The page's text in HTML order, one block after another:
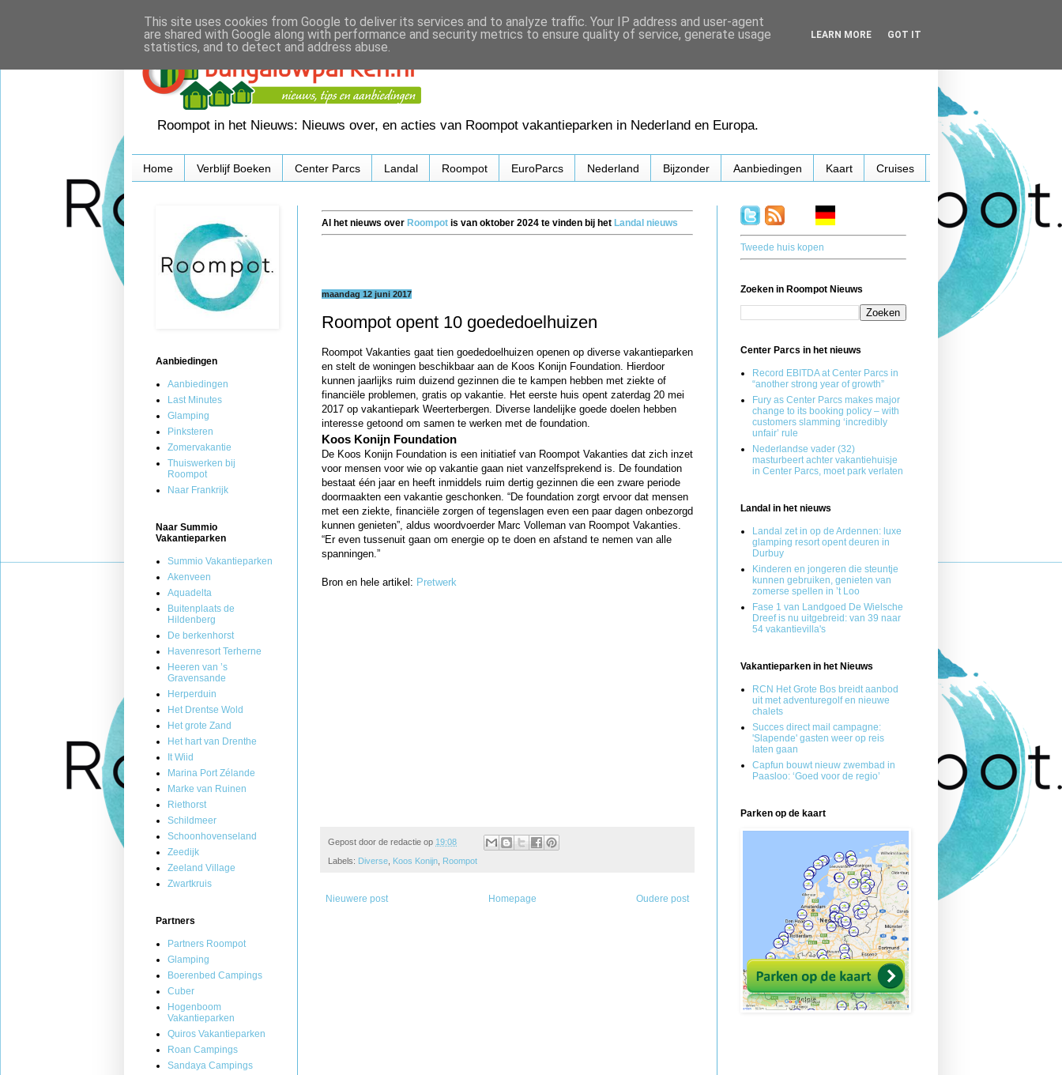
Roompot in het Nieuws: Nieuws over, en acties van Roompot vakantieparken in Nederland en Europa.
Home Verblijf Boeken Center Parcs Landal Roompot EuroParcs Nederland Bijzonder Aanbiedingen Kaart Cruises
Al het nieuws over Roompot is van oktober 2024 te vinden bij het Landal nieuws
maandag 12 juni 2017
Roompot opent 10 goededoelhuizen
Roompot Vakanties gaat tien goededoelhuizen openen op diverse vakantieparken
en stelt de woningen beschikbaar aan de Koos Konijn Foundation. Hierdoor
kunnen jaarlijks ruim duizend gezinnen die te kampen hebben met ziekte of
financiële problemen, gratis op vakantie. Het eerste huis opent zaterdag 20 mei
2017 op vakantiepark Weerterbergen. Diverse landelijke goede doelen hebben
interesse getoond om samen te werken met de foundation.
Koos Konijn Foundation
De Koos Konijn Foundation is een initiatief van Roompot Vakanties dat zich inzet
voor mensen voor wie op vakantie gaan niet vanzelfsprekend is. De foundation
bestaat één jaar en heeft inmiddels ruim dertig gezinnen die een zware periode
doormaakten een vakantie geschonken. “De foundation zorgt ervoor dat mensen
met een ziekte, financiële zorgen of tegenslagen even een paar dagen onbezorgd
kunnen genieten”, aldus woordvoerder Marc Volleman van Roompot Vakanties.
“Er even tussenuit gaan om energie op te doen en afstand te nemen van alle
spanningen.”
Bron en hele artikel: Pretwerk
Gepost door de redactie op 19:08
Labels: Diverse Koos Konijn Roompot
Nieuwere post Oudere post
Homepage
Aanbiedingen
Aanbiedingen
Last Minutes
Glamping
Pinksteren
Zomervakantie
Thuiswerken bij
Roompot
Naar Frankrijk
Naar Summio
Vakantieparken
Summio Vakantieparken
Akenveen
Aquadelta
Buitenplaats de
Hildenberg
De berkenhorst
Havenresort Terherne
Heeren van ’s
Gravensande
Herperduin
Het Drentse Wold
Het grote Zand
Het hart van Drenthe
It Wiid
Marina Port Zélande
Marke van Ruinen
Riethorst
Schildmeer
Schoonhovenseland
Zeedijk
Zeeland Village
Zwartkruis
Partners
Partners Roompot
Glamping
Boerenbed Campings
Cuber
Hogenboom
Vakantieparken
Quiros Vakantieparken
Roan Campings
Sandaya Campings
Tweede huis kopen
Zoeken in Roompot Nieuws
Center Parcs in het nieuws
Record EBITDA at Center Parcs in
“another strong year of growth”
Fury as Center Parcs makes major
change to its booking policy – with
customers slamming ‘incredibly
unfair’ rule
Nederlandse vader (32)
masturbeert achter vakantiehuisje
in Center Parcs, moet park verlaten
Landal in het nieuws
Landal zet in op de Ardennen: luxe
glamping resort opent deuren in
Durbuy
Kinderen en jongeren die steuntje
kunnen gebruiken, genieten van
zomerse spellen in ’t Loo
Fase 1 van Landgoed De Wielsche
Dreef is nu uitgebreid: van 39 naar
54 vakantievilla's
Vakantieparken in het Nieuws
RCN Het Grote Bos breidt aanbod
uit met adventuregolf en nieuwe
chalets
Succes direct mail campagne:
'Slapende' gasten weer op reis
laten gaan
Capfun bouwt nieuw zwembad in
Paasloo: ‘Goed voor de regio’
Parken op de kaart
This site uses cookies from Google to deliver its services and to analyze traffic. Your IP address and user-agent
are shared with Google along with performance and security metrics to ensure quality of service, generate usage
statistics, and to detect and address abuse.
LEARN MORE GOT IT